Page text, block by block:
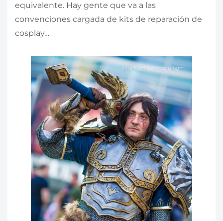
equivalente. Hay gente que va a las
convenciones cargada de kits de reparación de
cosplay…